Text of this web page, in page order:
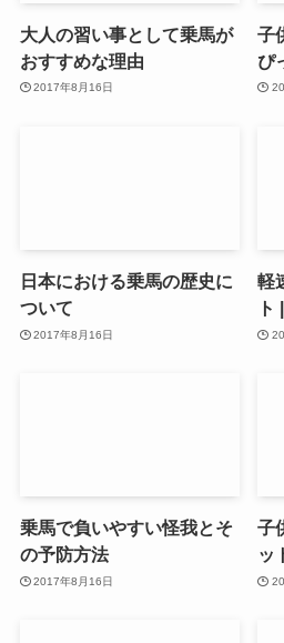
大人の習い事として乗馬が
おすすめな理由
2017年8月16日
子
ぴ
日本における乗馬の歴史に
ついて
2017年8月16日
軽
ト
乗馬で負いやすい怪我とそ
の予防方法
2017年8月16日
子
ッ